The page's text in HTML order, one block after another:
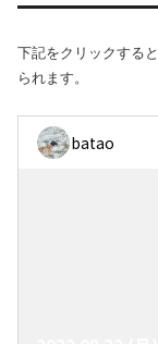
下記をクリックすると
られます。